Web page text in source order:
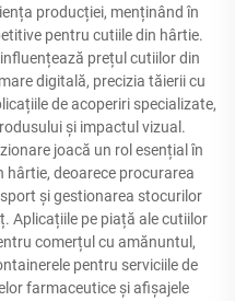
producției, menținând în
pentru cutiile din hârtie.
prețul cutiilor din
digitală, precizia tăierii cu
de acoperiri specializate,
și impactul vizual.
joacă un rol esențial în
deoarece procurarea
și gestionarea stocurilor
Aplicațiile pe piață ale cutiilor
comerțul cu amănuntul,
pentru serviciile de
farmaceutice și afișajele